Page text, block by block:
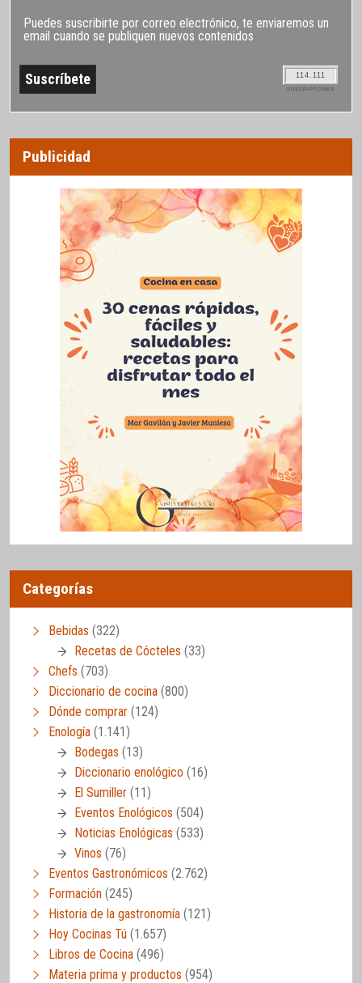
Puedes suscribirte por correo electrónico, te enviaremos un
email cuando se publiquen nuevos contenidos
114.111
SUSCRIPTORES
Publicidad
Categorías
Bebidas (322)
Recetas de Cócteles (33)
Chefs (703)
Diccionario de cocina (800)
Dónde comprar (124)
Enología (1.141)
Bodegas (13)
Diccionario enológico (16)
El Sumiller (11)
Eventos Enológicos (504)
Noticias Enológicas (533)
Vinos (76)
Eventos Gastronómicos (2.762)
Formación (245)
Historia de la gastronomía (121)
Hoy Cocinas Tú (1.657)
Libros de Cocina (496)
Materia prima y productos (954)